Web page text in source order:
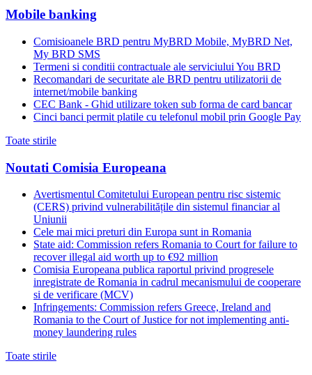
Mobile banking
Comisioanele BRD pentru MyBRD Mobile, MyBRD Net,
My BRD SMS
Termeni si conditii contractuale ale serviciului You BRD
Recomandari de securitate ale BRD pentru utilizatorii de
internet/mobile banking
CEC Bank - Ghid utilizare token sub forma de card bancar
Cinci banci permit platile cu telefonul mobil prin Google Pay
Toate stirile
Noutati Comisia Europeana
Avertismentul Comitetului European pentru risc sistemic
(CERS) privind vulnerabilitățile din sistemul financiar al
Uniunii
Cele mai mici preturi din Europa sunt in Romania
State aid: Commission refers Romania to Court for failure to
recover illegal aid worth up to €92 million
Comisia Europeana publica raportul privind progresele
inregistrate de Romania in cadrul mecanismului de cooperare
si de verificare (MCV)
Infringements: Commission refers Greece, Ireland and
Romania to the Court of Justice for not implementing anti-
money laundering rules
Toate stirile